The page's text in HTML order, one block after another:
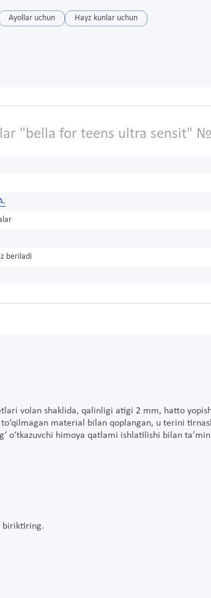
Ayollar uchun Hayz kunlar uchun
"bella for teens ultra sensit"
beriladi
volan shaklida, qalinligi atigi 2 mm, hatto
material bilan qoplangan, u terini
o‘tkazuvchi himoya qatlami ishlatilishi bilan
biriktiring.